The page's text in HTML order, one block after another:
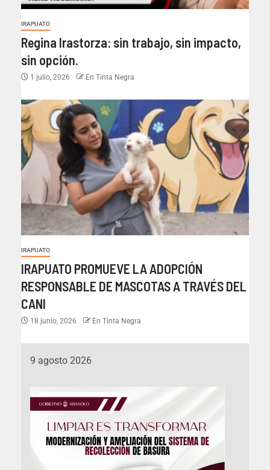
IRAPUATO
Regina Irastorza: sin trabajo, sin impacto,
sin opción.
1 julio, 2026 En Tinta Negra
IRAPUATO
IRAPUATO PROMUEVE LA ADOPCIÓN
RESPONSABLE DE MASCOTAS A TRAVÉS DEL
CANI
18 junio, 2026 En Tinta Negra
9 agosto 2026